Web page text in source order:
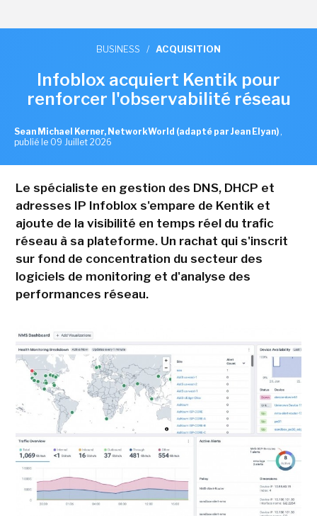
BUSINESS / ACQUISITION
Infoblox acquiert Kentik pour
renforcer l'observabilité réseau
Sean Michael Kerner, NetworkWorld (adapté par Jean Elyan) ,
publié le 09 Juillet 2026
Le spécialiste en gestion des DNS, DHCP et
adresses IP Infoblox s'empare de Kentik et
ajoute de la visibilité en temps réel du trafic
réseau à sa plateforme. Un rachat qui s'inscrit
sur fond de concentration du secteur des
logiciels de monitoring et d'analyse des
performances réseau.